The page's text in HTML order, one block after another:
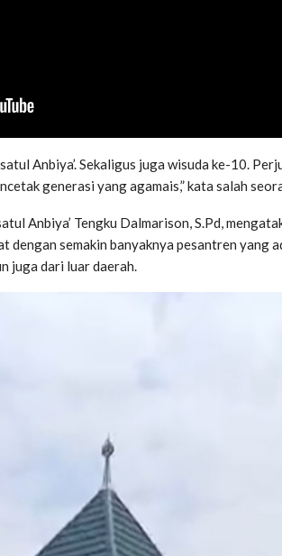
Anbiya’. Sekaligus juga wisuda ke-10.
generasi yang agamais,” kata salah
Anbiya’ Tengku Dalmarison, S.Pd,
dengan semakin banyaknya pesantren yang
juga dari luar daerah.